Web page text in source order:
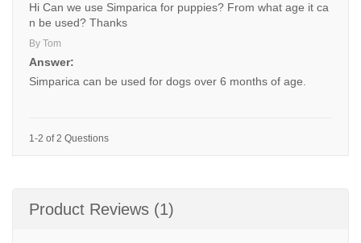
Hi Can we use Simparica for puppies? From what age it ca
n be used? Thanks
By Tom
Answer:
Simparica can be used for dogs over 6 months of age.
1-2 of 2 Questions
Product Reviews (1)